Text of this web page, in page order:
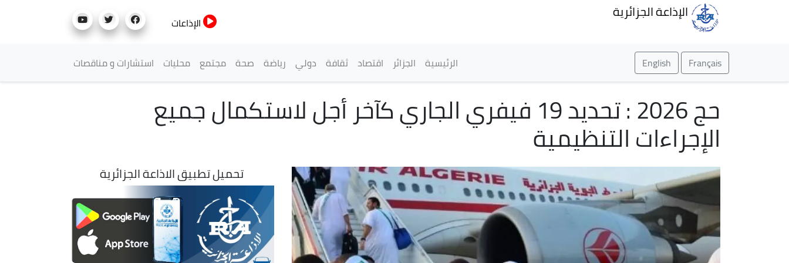
الإذاعة الجزائرية
الإذاعات
Français
English القائمة الرئيسية
الرئيسية الجزائر اقتصاد ثقافة دولي رياضة صحة مجتمع محليات استشارات و مناقصات
حج 2026 : تحديد 19 فيفري الجاري كآخر أجل لاستكمال جميع
الإجراءات التنظيمية
تحميل تطبيق الاذاعة الجزائرية